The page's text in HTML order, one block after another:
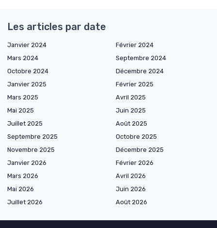
Les articles par date
Janvier 2024
Février 2024
Mars 2024
Septembre 2024
Octobre 2024
Décembre 2024
Janvier 2025
Février 2025
Mars 2025
Avril 2025
Mai 2025
Juin 2025
Juillet 2025
Août 2025
Septembre 2025
Octobre 2025
Novembre 2025
Décembre 2025
Janvier 2026
Février 2026
Mars 2026
Avril 2026
Mai 2026
Juin 2026
Juillet 2026
Août 2026